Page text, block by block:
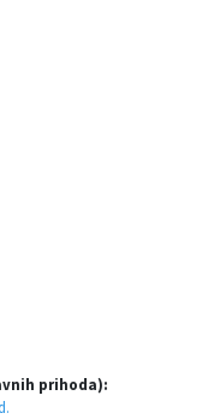
prihoda):